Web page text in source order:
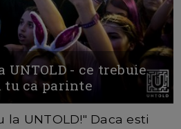
UNTOLD - ce trebuie
tu ca parinte
la UNTOLD!" Daca esti